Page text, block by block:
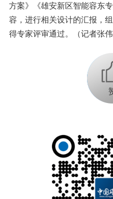
方案》《雄安新区智能容东
容，进行相关设计的汇报，
得专家评审通过。（记者张伟